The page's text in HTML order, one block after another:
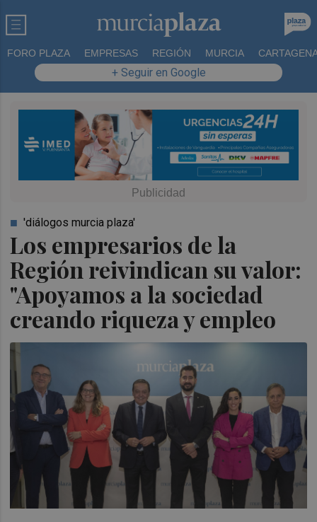
FORO PLAZA EMPRESAS REGIÓN MURCIA
+ Seguir en Google
Los empresarios de la
Región reivindican su valor:
"Apoyamos a la sociedad
creando riqueza y empleo
'diálogos murcia plaza'